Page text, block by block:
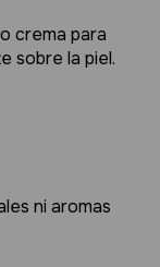
crema para
sobre la piel.
ni aromas